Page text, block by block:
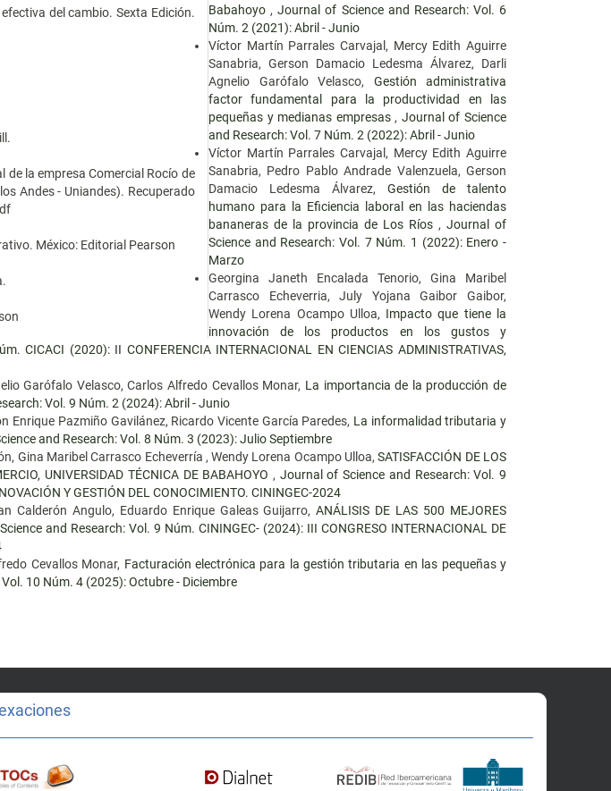
del cambio. Sexta Edición.
la empresa Comercial Rocío de
Andes - Uniandes). Recuperado
México: Editorial Pearson
Babahoyo ,Journal of Science and Research: Vol. 6
Núm. 2 (2021): Abril - Junio
Víctor Martín Parrales Carvajal, Mercy Edith Aguirre
Sanabria, Gerson Damacio Ledesma Álvarez, Darli
Agnelio Garófalo Velasco, Gestión administrativa
factor fundamental para la productividad en las
pequeñas y medianas empresas , Journal of Science
and Research: Vol. 7 Núm. 2 (2022): Abril - Junio
Víctor Martín Parrales Carvajal, Mercy Edith Aguirre
Sanabria, Pedro Pablo Andrade Valenzuela, Gerson
Damacio Ledesma Álvarez, Gestión de talento
humano para la Eficiencia laboral en las haciendas
bananeras de la provincia de Los Ríos , Journal of
Science and Research: Vol. 7 Núm. 1 (2022): Enero -
Marzo
Georgina Janeth Encalada Tenorio, Gina Maribel
Carrasco Echeverria, July Yojana Gaibor Gaibor,
Wendy Lorena Ocampo Ulloa, Impacto que tiene la
innovación de los productos en los gustos y
CICACI (2020): II CONFERENCIA INTERNACIONAL EN CIENCIAS ADMINISTRATIVAS,
Garófalo Velasco, Carlos Alfredo Cevallos Monar, La importancia de la producción de
Vol. 9 Núm. 2 (2024): Abril - Junio
Pazmiño Gavilánez, Ricardo Vicente García Paredes, La informalidad tributaria y
and Research: Vol. 8 Núm. 3 (2023): Julio Septiembre
Gina Maribel Carrasco Echeverría , Wendy Lorena Ocampo Ulloa,SATISFACCIÓN DE LOS
UNIVERSIDAD TÉCNICA DE BABAHOYO , Journal of Science and Research: Vol. 9
Y GESTIÓN DEL CONOCIMIENTO. CININGEC-2024
Calderón Angulo, Eduardo Enrique Galeas Guijarro,ANÁLISIS DE LAS 500 MEJORES
and Research: Vol. 9 Núm. CININGEC- (2024): III CONGRESO INTERNACIONAL DE
Cevallos Monar, Facturación electrónica para la gestión tributaria en las pequeñas y
10 Núm. 4 (2025): Octubre - Diciembre